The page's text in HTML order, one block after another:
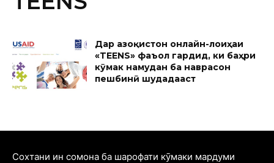
Дар Қазоқистон онлайн-лоиҳаи
«TEENS» фаъол гардид, ки баҳри
кӯмак намудан ба наврасон
пешбинӣ шудадааст
Cохтани ин сомона ба шарофати кӯмаки мардуми